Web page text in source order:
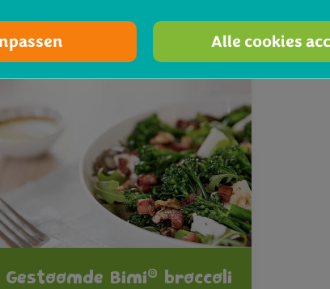
Gestoomde Bimi® broccoli
Alle cookies